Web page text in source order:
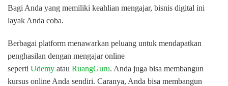
Bagi Anda yang memiliki keahlian mengajar, bisnis digital ini
layak Anda coba.
Berbagai platform menawarkan peluang untuk mendapatkan
penghasilan dengan mengajar online
seperti Udemy atau RuangGuru. Anda juga bisa membangun
kursus online Anda sendiri. Caranya, Anda bisa membangun